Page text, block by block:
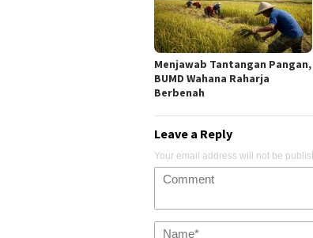
Menjawab Tantangan Pangan,
BUMD Wahana Raharja
Berbenah
Leave a Reply
Your email address will not be